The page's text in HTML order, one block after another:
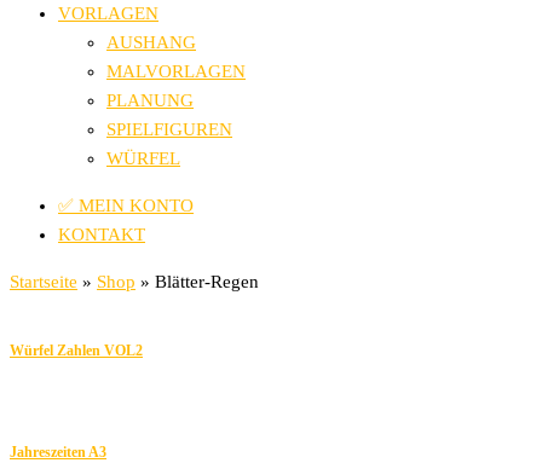
VORLAGEN
AUSHANG
MALVORLAGEN
PLANUNG
SPIELFIGUREN
WÜRFEL
✅ MEIN KONTO
KONTAKT
Startseite » Shop » Blätter-Regen
Würfel Zahlen VOL2
Jahreszeiten A3